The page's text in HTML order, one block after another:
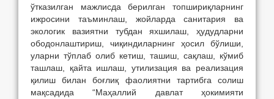
ўтказилган мажлисда берилган топшириқларнинг
ижросини таъминлаш, жойларда санитария ва
экологик вазиятни тубдан яхшилаш, ҳудудларни
ободонлаштириш, чиқиндиларнинг ҳосил бўлиши,
уларни тўплаб олиб кетиш, ташиш, сақлаш, кўмиб
ташлаш, қайта ишлаш, утилизация ва реализация
қилиш билан боғлиқ фаолиятни тартибга солиш
мақсадида “Маҳаллий давлат ҳокимияти